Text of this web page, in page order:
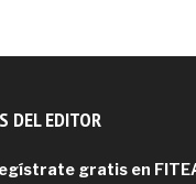
DEL EDITOR
gratis en